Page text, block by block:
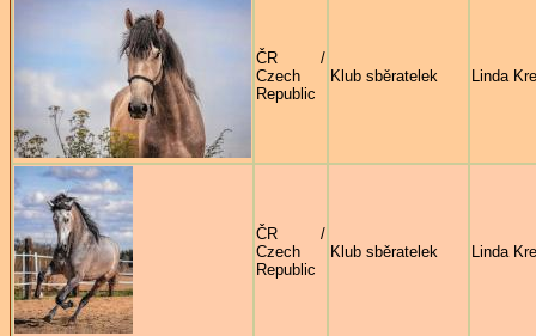
ČR /
Czech
Republic
Klub sběratelek Linda
ČR /
Czech
Republic
Klub sběratelek Linda